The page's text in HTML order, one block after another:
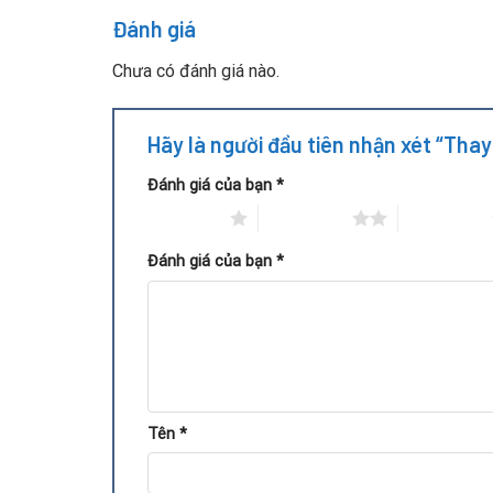
Quy trình thay chipset GPU
Tại Repair Card Vga, dịch vụ thay chipset
Đánh giá
Chưa có đánh giá nào.
Hãy là người đầu tiên nhận xét
Đánh giá của bạn *
Đánh giá của bạn *
Tên *